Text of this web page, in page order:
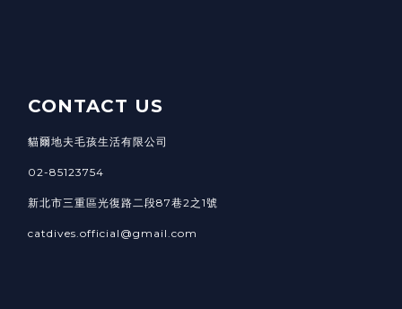
CONTACT US
貓爾地夫毛孩生活有限公司
02-85123754
新北市三重區光復路二段87巷2之1號
catdives.official@gmail.com